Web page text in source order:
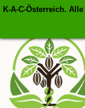
K-A-C-Österreich.